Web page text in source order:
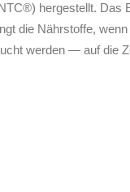
hergestellt. Das
die Nährstoffe,
werden — auf die